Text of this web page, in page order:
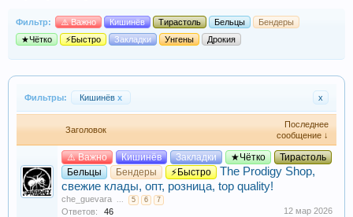
Фильтр: ⚠️ Важно Кишинёв Тирастоль Бельцы
Бендеры
★Чётко
⚡Быстро Закладки Унгены Дрокия
Фильтры: Кишинёв x x
Заголовок
Последнее
сообщение ↓
⚠️ Важно Кишинёв Закладки ★Чётко
Тирастоль
Бельцы
Бендеры ⚡Быстро
The Prodigy Shop,
свежие клады, опт, розница, top quality!
che_guevara ... 5 6 7
Ответов: 46 12 мар 2026